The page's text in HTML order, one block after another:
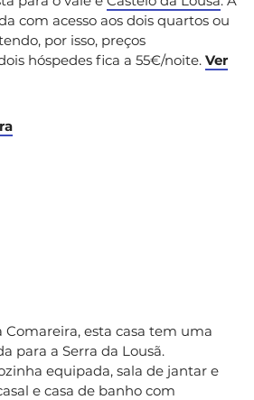
com acesso aos dois quartos ou
por isso, preços
hóspedes fica a 55€/noite. Ver
Comareira, esta casa tem uma
para a Serra da Lousã.
equipada, sala de jantar e
e casa de banho com